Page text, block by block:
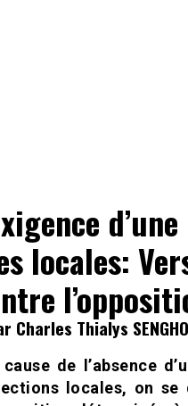
locales:
Charles Thialys
de l’absence
locales, on